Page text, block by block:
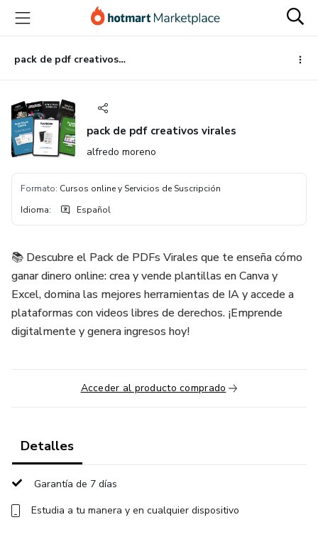
principal
página
de
página
pack de pdf creativos virales
pack de pdf creativos virales
alfredo moreno
Formato: Cursos online y Servicios de Suscripción
Idioma: Español
📚 Descubre el Pack de PDFs Virales que te enseña cómo
ganar dinero online: crea y vende plantillas en Canva y
Excel, domina las mejores herramientas de IA y accede a
plataformas con videos libres de derechos. ¡Emprende
digitalmente y genera ingresos hoy!
Acceder al producto comprado
Detalles
Garantía de 7 días
Estudia a tu manera y en cualquier dispositivo